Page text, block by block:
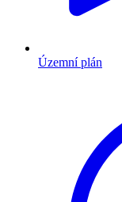
Územní plán